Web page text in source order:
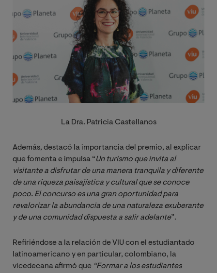
La Dra. Patricia Castellanos
Además, destacó la importancia del premio, al explicar
que fomenta e impulsa “Un turismo que invita al
visitante a disfrutar de una manera tranquila y diferente
de una riqueza paisajística y cultural que se conoce
poco. El concurso es una gran oportunidad para
revalorizar la abundancia de una naturaleza exuberante
y de una comunidad dispuesta a salir adelante”.
Refiriéndose a la relación de VIU con el estudiantado
latinoamericano y en particular, colombiano, la
vicedecana afirmó que “Formar a los estudiantes